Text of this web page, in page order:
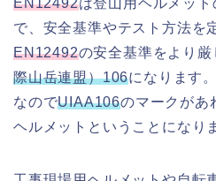
EN12492は登山用ヘルメッ
で、安全基準やテスト方法を
EN12492の安全基準をより
際山岳連盟）106になります。
なのでUIAA106のマークがあ
ヘルメットということになり